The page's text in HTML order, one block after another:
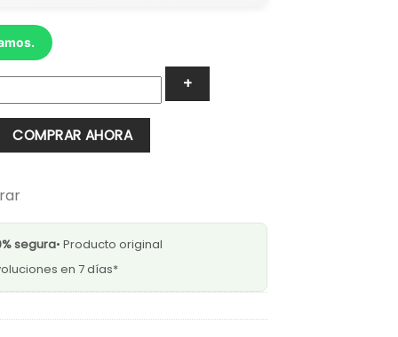
COMPRAR AHORA
segura• Producto original
en 7 días*